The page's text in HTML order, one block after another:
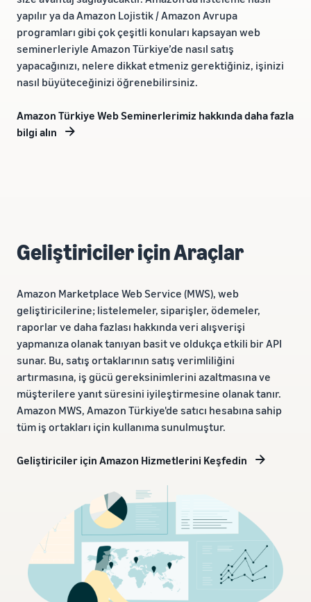
yapılır ya da Amazon Lojistik / Amazon Avrupa
programları gibi çok çeşitli konuları kapsayan web
seminerleriyle Amazon Türkiye’de nasıl satış
yapacağınızı, nelere dikkat etmeniz gerektiğiniz, işinizi
nasıl büyüteceğinizi öğrenebilirsiniz.
Amazon Türkiye Web Seminerlerimiz hakkında daha fazla
bilgi alın
Geliştiriciler için Araçlar
Amazon Marketplace Web Service (MWS), web
geliştiricilerine; listelemeler, siparişler, ödemeler,
raporlar ve daha fazlası hakkında veri alışverişi
yapmanıza olanak tanıyan basit ve oldukça etkili bir API
sunar. Bu, satış ortaklarının satış verimliliğini
artırmasına, iş gücü gereksinimlerini azaltmasına ve
müşterilere yanıt süresini iyileştirmesine olanak tanır.
Amazon MWS, Amazon Türkiye'de satıcı hesabına sahip
tüm iş ortakları için kullanıma sunulmuştur.
Geliştiriciler için Amazon Hizmetlerini Keşfedin